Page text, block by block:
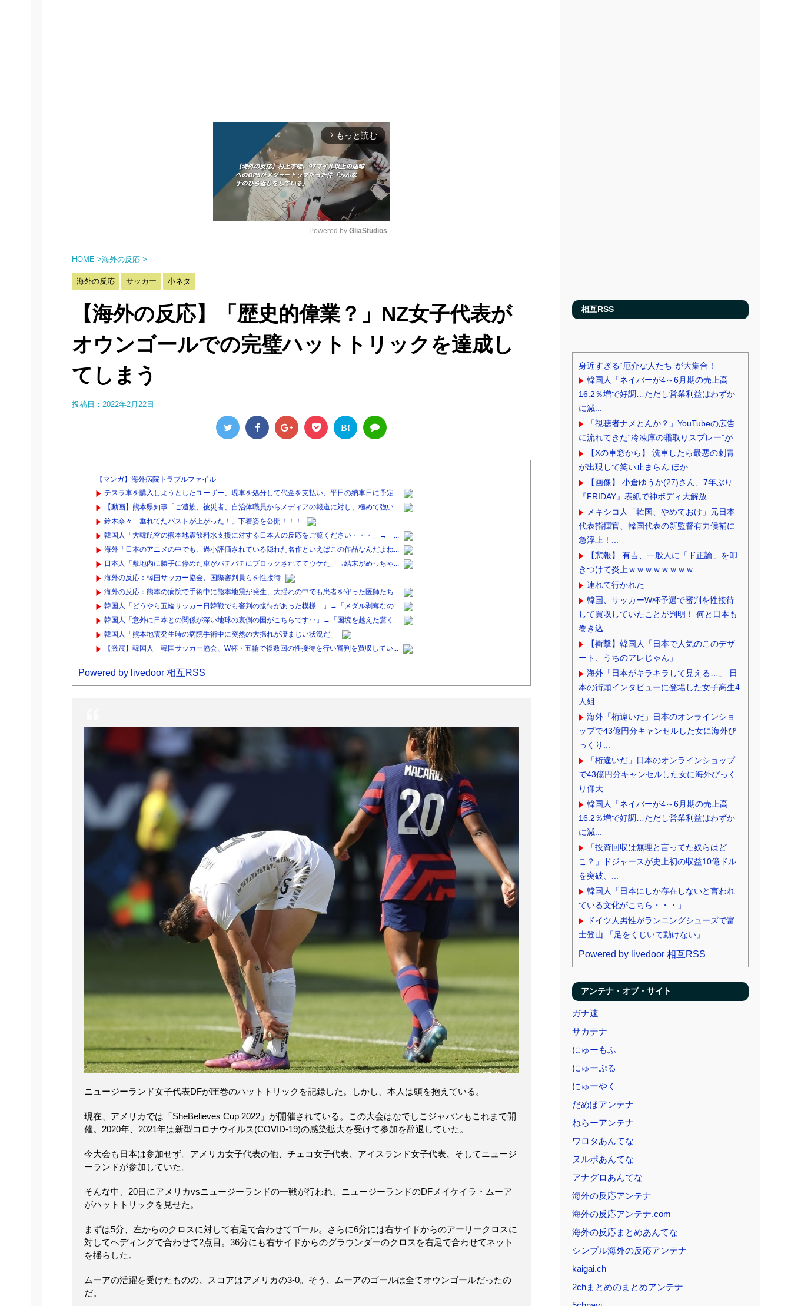
arrow_forward_ios もっと読む
e
Powered by GliaStudios
HOME >海外の反応 >
海外の反応 サッカー 小ネタ
【海外の反応】「歴史的偉業？」NZ女子代表が
オウンゴールでの完璧ハットトリックを達成し
てしまう
投稿日： 2022年2月22日
B!
【マンガ】海外病院トラブルファイル
テスラ車を購入しようとしたユーザー、現車を処分して代金を支払い、平日の納車日に予定...
【動画】熊本県知事「ご遺族、被災者、自治体職員からメディアの報道に対し、極めて強い...
鈴木奈々「垂れてたバストが上がった！」下着姿を公開！！！
韓国人「大韓航空の熊本地震飲料水支援に対する日本人の反応をご覧ください・・・」→「...
海外「日本のアニメの中でも、過小評価されている隠れた名作といえばこの作品なんだよね...
日本人「敷地内に勝手に停めた車がバチバチにブロックされててウケた」→結末がめっちゃ...
海外の反応：韓国サッカー協会、国際審判員らを性接待
海外の反応：熊本の病院で手術中に熊本地震が発生、大揺れの中でも患者を守った医師たち...
韓国人「どうやら五輪サッカー日韓戦でも審判の接待があった模様…」→「メダル剥奪なの...
韓国人「意外に日本との関係が深い地球の裏側の国がこちらです‥」→「国境を越えた驚く...
韓国人「熊本地震発生時の病院手術中に突然の大揺れが凄まじい状況だ」
【激震】韓国人「韓国サッカー協会、W杯・五輪で複数回の性接待を行い審判を買収してい...
Powered by livedoor 相互RSS
ニュージーランド女子代表DFが圧巻のハットトリックを記録した。しかし、本人は頭を抱えている。
現在、アメリカでは「SheBelieves Cup 2022」が開催されている。この大会はなでしこジャパンもこれまで開
催。2020年、2021年は新型コロナウイルス(COVID-19)の感染拡大を受けて参加を辞退していた。
今大会も日本は参加せず。アメリカ女子代表の他、チェコ女子代表、アイスランド女子代表、そしてニュージ
ーランドが参加していた。
そんな中、20日にアメリカvsニュージーランドの一戦が行われ、ニュージーランドのDFメイケイラ・ムーア
がハットトリックを見せた。
まずは5分、左からのクロスに対して右足で合わせてゴール。さらに6分には右サイドからのアーリークロスに
対してヘディングで合わせて2点目。36分にも右サイドからのグラウンダーのクロスを右足で合わせてネット
を揺らした。
ムーアの活躍を受けたものの、スコアはアメリカの3-0。そう、ムーアのゴールは全てオウンゴールだったの
だ。
相互RSS
身近すぎる“厄介な人たち”が大集合！
韓国人「ネイバーが4～6月期の売上高
16.2％増で好調…ただし営業利益はわずか
に減...
「視聴者ナメとんか？」YouTubeの広告
に流れてきた“冷凍庫の霜取りスプレー”が...
【Xの車窓から】 洗車したら最悪の刺青
が出現して笑い止まらん ほか
【画像】 小倉ゆうか(27)さん、7年ぶり
『FRIDAY』表紙で神ボディ大解放
メキシコ人「韓国、やめておけ」元日本
代表指揮官、韓国代表の新監督有力候補に
急浮上！...
【悲報】 有吉、一般人に「ド正論」を叩
きつけて炎上ｗｗｗｗｗｗｗｗ
連れて行かれた
韓国、サッカーW杯予選で審判を性接待
して買収していたことが判明！ 何と日本も
巻き込...
【衝撃】韓国人「日本で人気のこのデザ
ート、うちのアレじゃん」
海外「日本がキラキラして見える…」 日
本の街頭インタビューに登場した女子高生4
人組...
海外「桁違いだ」日本のオンラインショ
ップで43億円分キャンセルした女に海外び
っくり...
「桁違いだ」日本のオンラインショップ
で43億円分キャンセルした女に海外びっく
り仰天
韓国人「ネイバーが4～6月期の売上高
16.2％増で好調…ただし営業利益はわずか
に減...
「投資回収は無理と言ってた奴らはど
こ？」ドジャースが史上初の収益10億ドル
を突破、...
韓国人「日本にしか存在しないと言われ
ている文化がこちら・・・」
ドイツ人男性がランニングシューズで富
士登山 「足をくじいて動けない」
Powered by livedoor 相互RSS
アンテナ・オブ・サイト
ガナ速
サカテナ
にゅーもふ
にゅーぷる
にゅーやく
だめぽアンテナ
ねらーアンテナ
ワロタあんてな
ヌルポあんてな
アナグロあんてな
海外の反応アンテナ
海外の反応アンテナ.com
海外の反応まとめあんてな
シンプル海外の反応アンテナ
kaigai.ch
2chまとめのまとめアンテナ